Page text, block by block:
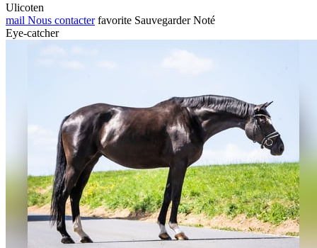
Ulicoten
mail Nous contacter favorite Sauvegarder Noté
Eye-catcher